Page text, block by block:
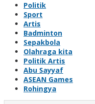
Politik
Sport
Artis
Badminton
Sepakbola
Olahraga kita
Politik Artis
Abu Sayyaf
ASEAN Games
Rohingya